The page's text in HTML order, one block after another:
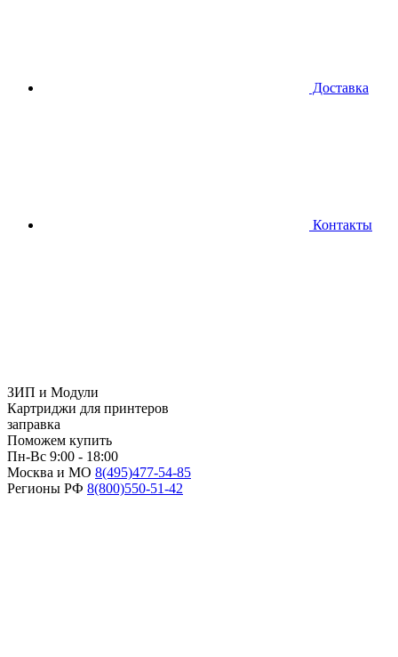
Доставка
Контакты
ЗИП и Модули
Картриджи для принтеров
заправка
Поможем купить
Пн-Вс 9:00 - 18:00
Москва и МО 8(495)477-54-85
Регионы РФ 8(800)550-51-42